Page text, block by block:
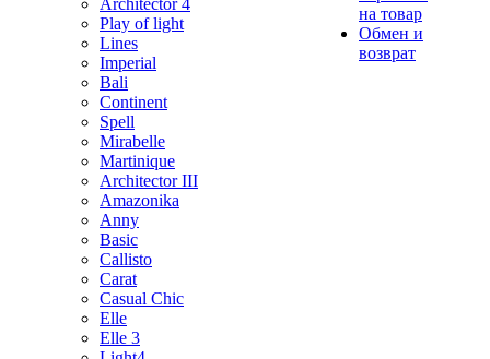
Architector 4
Play of light
Lines
Imperial
Bali
Continent
Spell
Mirabelle
Martinique
Architector III
Amazonika
Anny
Basic
Callisto
Carat
Casual Chic
Elle
Elle 3
на товар
Обмен и
возврат